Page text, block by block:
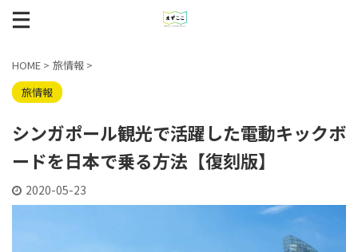
HOME > 旅情報 >
旅情報
シンガポール観光で活躍した電動キックボ
ードを日本で乗る方法【復刻版】
2020-05-23